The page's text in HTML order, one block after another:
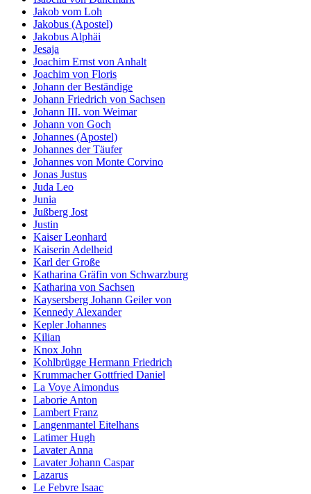
Jakob vom Loh
Jakobus (Apostel)
Jakobus Alphäi
Jesaja
Joachim Ernst von Anhalt
Joachim von Floris
Johann der Beständige
Johann Friedrich von Sachsen
Johann III. von Weimar
Johann von Goch
Johannes (Apostel)
Johannes der Täufer
Johannes von Monte Corvino
Jonas Justus
Juda Leo
Junia
Jußberg Jost
Justin
Kaiser Leonhard
Kaiserin Adelheid
Karl der Große
Katharina Gräfin von Schwarzburg
Katharina von Sachsen
Kaysersberg Johann Geiler von
Kennedy Alexander
Kepler Johannes
Kilian
Knox John
Kohlbrügge Hermann Friedrich
Krummacher Gottfried Daniel
La Voye Aimondus
Laborie Anton
Lambert Franz
Langenmantel Eitelhans
Latimer Hugh
Lavater Anna
Lavater Johann Caspar
Lazarus
Le Febvre Isaac